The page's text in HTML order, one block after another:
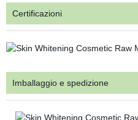
Certificazioni
Imballaggio e spedizione